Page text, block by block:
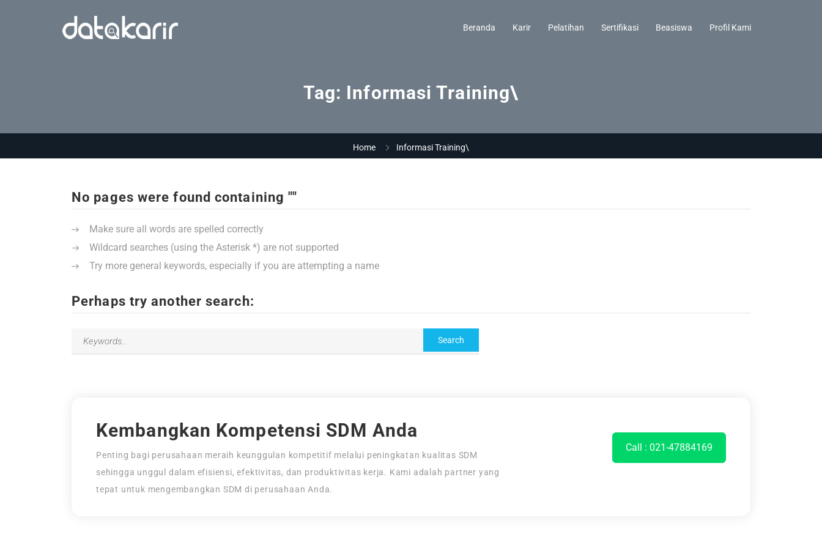
Beranda Karir Pelatihan Sertifikasi Beasiswa Profil Kami
Tag: Informasi Training\
Home Informasi Training\
No pages were found containing ""
Make sure all words are spelled correctly
Wildcard searches (using the Asterisk *) are not supported
Try more general keywords, especially if you are attempting a name
Perhaps try another search:
Kembangkan Kompetensi SDM Anda
Penting bagi perusahaan meraih keunggulan kompetitif melalui peningkatan kualitas SDM
sehingga unggul dalam efisiensi, efektivitas, dan produktivitas kerja. Kami adalah partner yang
tepat untuk mengembangkan SDM di perusahaan Anda.
Call : 021-47884169